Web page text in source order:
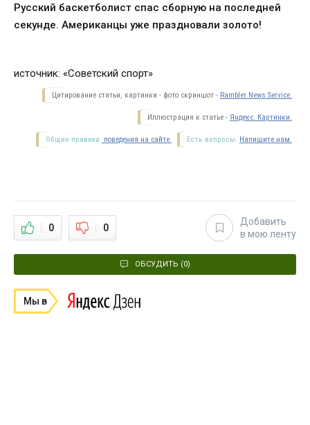
Русский баскетболист спас сборную на последней
секунде. Американцы уже праздновали золото!
источник: «Советский спорт»
Цитирование статьи, картинки - фото скриншот - Rambler News Service.
Иллюстрация к статье - Яндекс. Картинки.
Есть вопросы. Напишите нам.
Общие правила поведения на сайте.
0 0
Добавить
в мою ленту
ОБСУДИТЬ (0)
Мы в